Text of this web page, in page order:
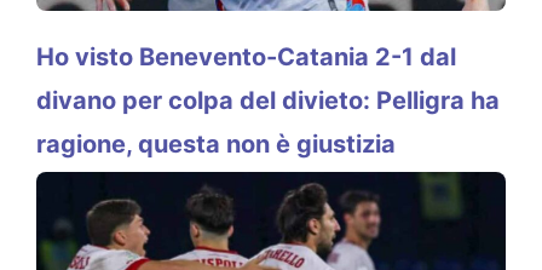
Ho visto Benevento-Catania 2-1 dal
divano per colpa del divieto: Pelligra ha
ragione, questa non è giustizia